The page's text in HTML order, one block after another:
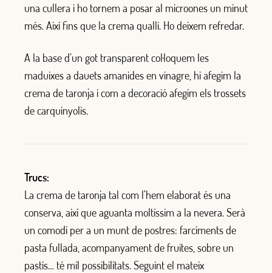
una cullera i ho tornem a posar al microones un minut
més. Així fins que la crema qualli. Ho deixem refredar.
A la base d’un got transparent col·loquem les
maduixes a dauets amanides en vinagre, hi afegim la
crema de taronja i com a decoració afegim els trossets
de carquinyolis.
Trucs:
La crema de taronja tal com l’hem elaborat és una
conserva, així que aguanta moltíssim a la nevera. Serà
un comodí per a un munt de postres: farciments de
pasta fullada, acompanyament de fruites, sobre un
pastís… té mil possibilitats. Seguint el mateix